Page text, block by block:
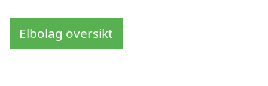
Elbolag översikt